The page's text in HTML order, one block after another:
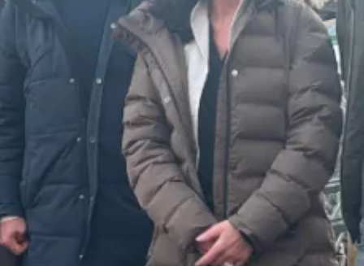
Mailen
Samen1Nergie is een initiatief van de gemeenten
Duiven en Westervoort